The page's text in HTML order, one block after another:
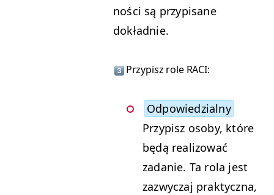
noś­ci są przyp­isane
dokładnie.
Przyp­isz role RACI:
Odpowiedzial­ny
Przyp­isz oso­by, które
będą real­i­zować
zadanie. Ta rola jest
zazwyczaj prak­ty­cz­na,